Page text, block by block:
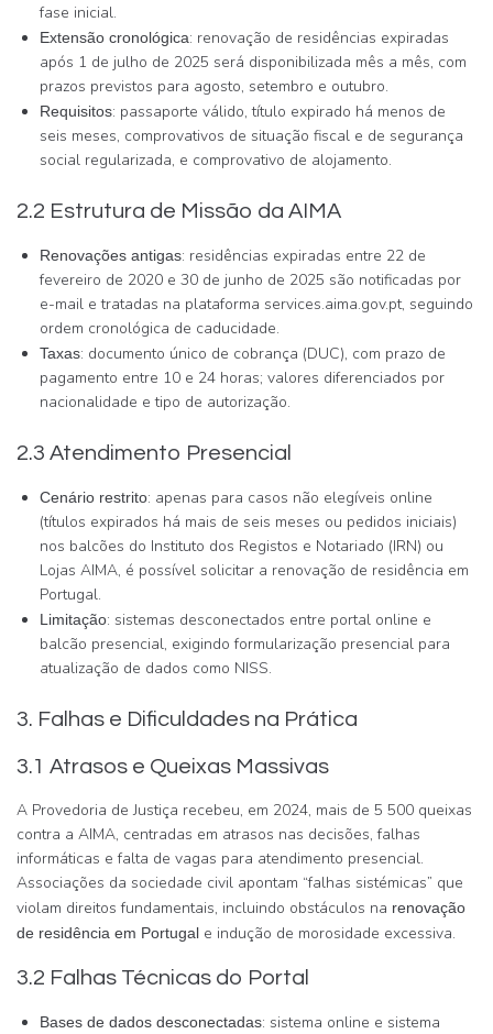
fase inicial.
Extensão cronológica: renovação de residências expiradas
após 1 de julho de 2025 será disponibilizada mês a mês, com
prazos previstos para agosto, setembro e outubro.
Requisitos: passaporte válido, título expirado há menos de
seis meses, comprovativos de situação fiscal e de segurança
social regularizada, e comprovativo de alojamento.
2.2 Estrutura de Missão da AIMA
Renovações antigas: residências expiradas entre 22 de
fevereiro de 2020 e 30 de junho de 2025 são notificadas por
e-mail e tratadas na plataforma services.aima.gov.pt, seguindo
ordem cronológica de caducidade.
Taxas: documento único de cobrança (DUC), com prazo de
pagamento entre 10 e 24 horas; valores diferenciados por
nacionalidade e tipo de autorização.
2.3 Atendimento Presencial
Cenário restrito: apenas para casos não elegíveis online
(títulos expirados há mais de seis meses ou pedidos iniciais)
nos balcões do Instituto dos Registos e Notariado (IRN) ou
Lojas AIMA, é possível solicitar a renovação de residência em
Portugal.
Limitação: sistemas desconectados entre portal online e
balcão presencial, exigindo formularização presencial para
atualização de dados como NISS.
3. Falhas e Dificuldades na Prática
3.1 Atrasos e Queixas Massivas
A Provedoria de Justiça recebeu, em 2024, mais de 5 500 queixas
contra a AIMA, centradas em atrasos nas decisões, falhas
informáticas e falta de vagas para atendimento presencial.
Associações da sociedade civil apontam “falhas sistémicas” que
violam direitos fundamentais, incluindo obstáculos na renovação
de residência em Portugal e indução de morosidade excessiva.
3.2 Falhas Técnicas do Portal
Bases de dados desconectadas: sistema online e sistema